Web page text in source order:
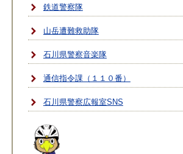
鉄道警察隊
山岳遭難救助隊
石川県警察音楽隊
通信指令課（１１０番）
石川県警察広報室SNS